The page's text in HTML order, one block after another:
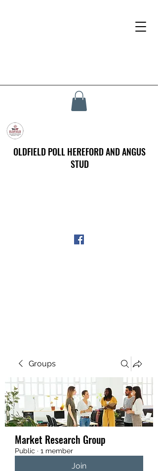
OLDFIELD POLL HEREFORD AND ANGUS
STUD
Groups
Market Research Group
Public · 1 member
Join